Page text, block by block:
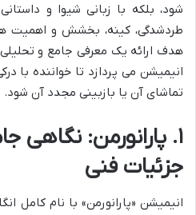
شود، بلکه با زبانی شیوا و
طردشدگی، کینه، بخشش و اهمیت
هدف ارائه یک معرفی جامع و
انیمیشن می پردازد تا خواننده با
تماشای آن یا بازبینی مجدد آن شود.
۱. پارانورمن: نگاهی
جزئیات فنی